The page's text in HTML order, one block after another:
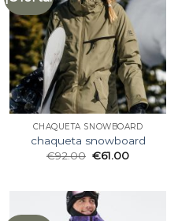
CHAQUETA SNOWBOARD
chaqueta snowboard
€92.00 €61.00